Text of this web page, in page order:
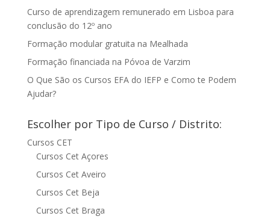
Curso de aprendizagem remunerado em Lisboa para
conclusão do 12º ano
Formação modular gratuita na Mealhada
Formação financiada na Póvoa de Varzim
O Que São os Cursos EFA do IEFP e Como te Podem
Ajudar?
Escolher por Tipo de Curso / Distrito:
Cursos CET
Cursos Cet Açores
Cursos Cet Aveiro
Cursos Cet Beja
Cursos Cet Braga